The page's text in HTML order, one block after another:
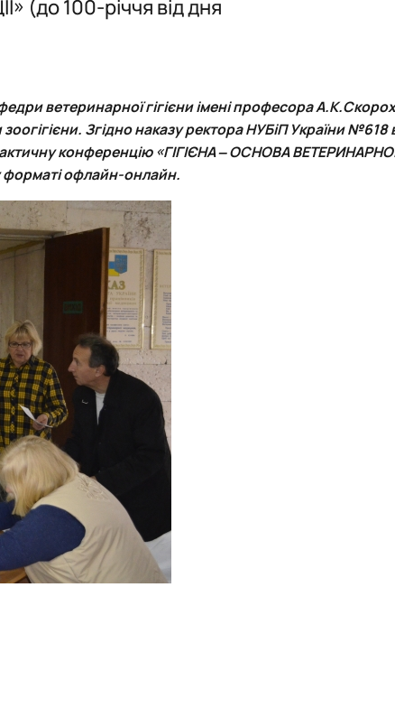
(до 100-річчя від дня
ветеринарної гігієни імені професора
Згідно наказу ректора НУБіП України №618
конференцію «ГІГІЄНА ‒ ОСНОВА
офлайн-онлайн.